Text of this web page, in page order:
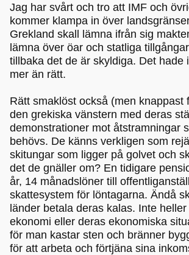
Jag har svårt och tro att IMF och
kommer klampa in över
Grekland skall lämna ifrån sig
lämna över öar och statliga
tillbaka det de är skyldiga. Det hade
mer än rätt.
Rätt smaklöst också (men knappast
den grekiska vänstern med deras
demonstrationer mot åtstramningar
behövs. De känns verkligen som
skitungar som ligger på golvet och
det de gnäller om? En tidigare
år, 14 månadslöner till
skattesystem för löntagarna. Ändå
länder betala deras kalas. Inte
ekonomi eller deras ekonomiska
för man kastar sten och bränner
för att arbeta och förtjäna sina